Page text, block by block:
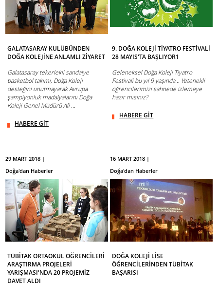
GALATASARAY KULÜBÜNDEN
DOĞA KOLEJİNE ANLAMLI ZİYARET
Galatasaray tekerlekli sandalye
basketbol takımı, Doğa Koleji
desteğini unutmayarak Avrupa
şampiyonluk madalyalarını Doğa
Koleji Genel Müdürü Ali ...
HABERE GİT
9. DOĞA KOLEJİ TİYATRO FESTİVALİ
28 MAYIS'TA BAŞLIYOR1
Geleneksel Doğa Koleji Tiyatro
Festivali bu yıl 9 yaşında... Yetenekli
öğrencilerimizi sahnede izlemeye
hazır mısınız?
HABERE GİT
29 MART 2018 |
Doğa'dan Haberler
TÜBİTAK ORTAOKUL ÖĞRENCİLERİ
ARAŞTIRMA PROJELERİ
YARIŞMASI'NDA 20 PROJEMİZ
DAVET ALDI
16 MART 2018 |
Doğa'dan Haberler
DOĞA KOLEJİ LİSE
ÖĞRENCİLERİNDEN TÜBİTAK
BAŞARISI